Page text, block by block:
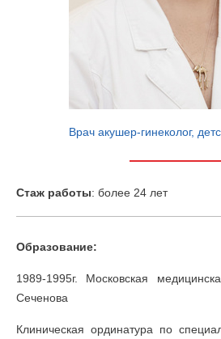
Врач акушер-гинеколог,
Cтаж работы: более 24 лет
Образование:
1989-1995г. Московская
Сеченова
Клиническая ординатура по